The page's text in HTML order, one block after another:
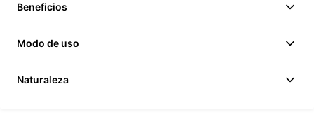
Beneficios
Modo de uso
Naturaleza